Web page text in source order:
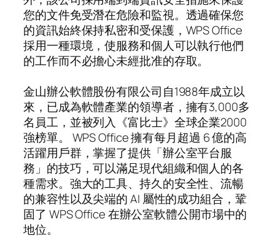
您的文件免受潛在危險和監視。透過確保您
的資訊始終保持私密和受保護，WPS Office
採用一種環境，使服務和個人可以執行他們
的工作而不必擔心未經批准的存取。
金山辦公軟體股份有限公司自1988年成立以
來，已成為軟體產業的領導者，擁有3,000多
名員工，並被列入《富比士》全球企業2000
強榜單。 WPS Office 擁有每月超過 6 億的高
活躍用戶群，掌握了提供「辦公室平台服
務」的技巧，可以滿足現代組織和個人的各
種需求。強大的工具、持久的安全性、流暢
的兼容性以及尖端的 AI 屬性的成功組合，鞏
固了 WPS Office 在辦公室軟體公開市場中的
地位。